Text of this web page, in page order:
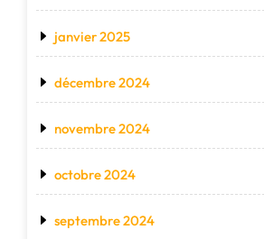
janvier 2025
décembre 2024
novembre 2024
octobre 2024
septembre 2024